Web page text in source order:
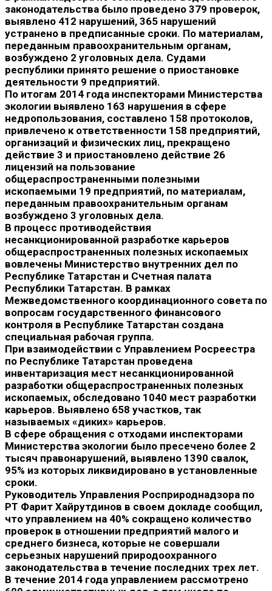
законодательства было проведено 379 проверок,
выявлено 412 нарушений, 365 нарушений
устранено в предписанные сроки. По материалам,
переданным правоохранительным органам,
возбуждено 2 уголовных дела. Судами
республики принято решение о приостановке
деятельности 9 предприятий.
По итогам 2014 года инспекторами Министерства
экологии выявлено 163 нарушения в сфере
недропользования, составлено 158 протоколов,
привлечено к ответственности 158 предприятий,
организаций и физических лиц, прекращено
действие 3 и приостановлено действие 26
лицензий на пользование
общераспространенными полезными
ископаемыми 19 предприятий, по материалам,
переданным правоохранительным органам
возбуждено 3 уголовных дела.
В процесс противодействия
несанкционированной разработке карьеров
общераспространенных полезных ископаемых
вовлечены Министерство внутренних дел по
Республике Татарстан и Счетная палата
Республики Татарстан. В рамках
Межведомственного координационного совета по
вопросам государственного финансового
контроля в Республике Татарстан создана
специальная рабочая группа.
При взаимодействии с Управлением Росреестра
по Республике Татарстан проведена
инвентаризация мест несанкционированной
разработки общераспространенных полезных
ископаемых, обследовано 1040 мест разработки
карьеров. Выявлено 658 участков, так
называемых «диких» карьеров.
В сфере обращения с отходами инспекторами
Министерства экологии было пресечено более 2
тысяч правонарушений, выявлено 1390 свалок,
95% из которых ликвидировано в установленные
сроки.
Руководитель Управления Росприроднадзора по
РТ Фарит Хайрутдинов в своем докладе сообщил,
что управлением на 40% сокращено количество
проверок в отношении предприятий малого и
среднего бизнеса, которые не совершали
серьезных нарушений природоохранного
законодательства в течение последних трех лет.
В течение 2014 года управлением рассмотрено